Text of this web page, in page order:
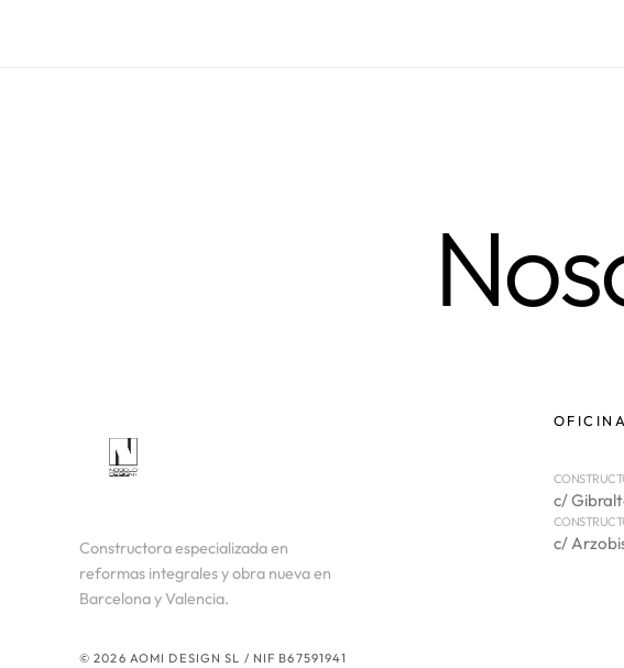
Constructora especializada en
reformas integrales y obra nueva en
Barcelona y Valencia.
© 2026 AOMI DESIGN SL / NIF B67591941
c/
c/